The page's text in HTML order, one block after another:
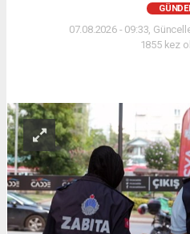
07.08.2026 - 09:33,
1855 kez